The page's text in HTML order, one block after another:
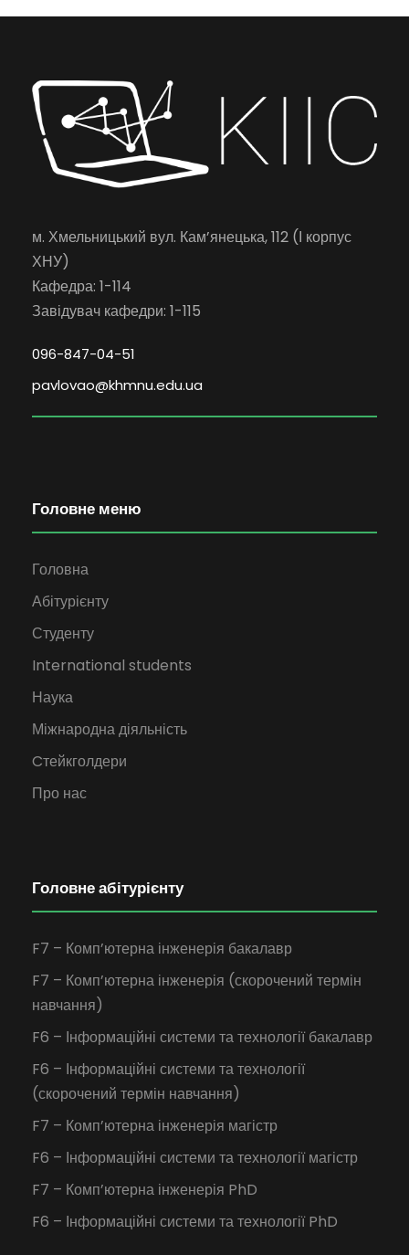
м. Хмельницький вул. Кам’янецька, 112 (І корпус
ХНУ)
Кафедра: 1-114
Завідувач кафедри: 1-115
096-847-04-51
pavlovao@khmnu.edu.ua
Головне меню
Головна
Абітурієнту
Студенту
International students
Наука
Міжнародна діяльність
Cтейкголдери
Про нас
Головне абітурієнту
F7 – Комп’ютерна інженерія бакалавр
F7 – Комп’ютерна інженерія (скорочений термін
навчання)
F6 – Інформаційні системи та технології бакалавр
F6 – Інформаційні системи та технології
(скорочений термін навчання)
F7 – Комп’ютерна інженерія магістр
F6 – Інформаційні системи та технології магістр
F7 – Комп’ютерна інженерія PhD
F6 – Інформаційні системи та технології PhD